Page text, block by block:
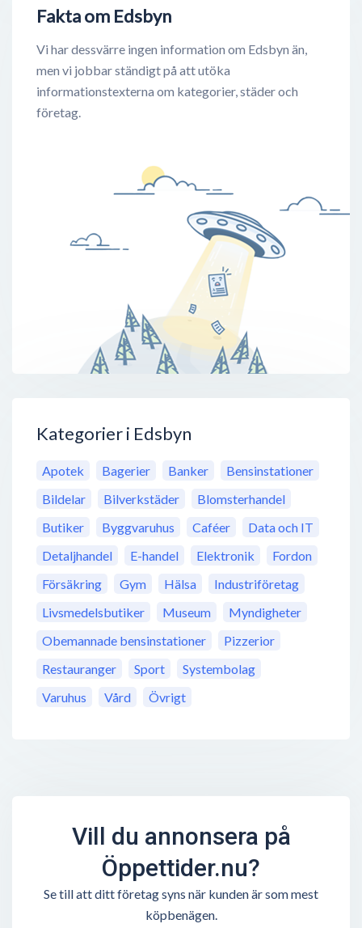
Fakta om Edsbyn
Vi har dessvärre ingen information om Edsbyn än,
men vi jobbar ständigt på att utöka
informationstexterna om kategorier, städer och
företag.
Kategorier i Edsbyn
Apotek Bagerier Banker
Bensinstationer
Bildelar
Bilverkstäder
Blomsterhandel
Butiker
Byggvaruhus Caféer
Data och IT
Detaljhandel
E-handel Elektronik
Fordon
Försäkring
Gym Hälsa
Industriföretag
Livsmedelsbutiker
Museum
Myndigheter
Obemannade bensinstationer
Pizzerior
Restauranger
Sport
Systembolag
Varuhus
Vård Övrigt
Vill du annonsera på
Öppettider.nu?
Se till att ditt företag syns när kunden är som mest
köpbenägen.